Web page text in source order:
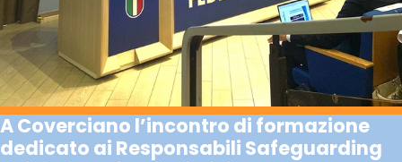
A Coverciano l’incontro di formazione
dedicato ai Responsabili Safeguarding